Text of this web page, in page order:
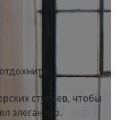
стульев, чтобы
элегантно.